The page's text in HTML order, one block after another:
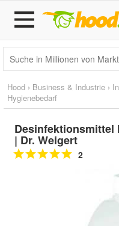
Hood › Business & Industrie ›
Hygienebedarf
Desinfektionsmittel
| Dr. Weigert
2